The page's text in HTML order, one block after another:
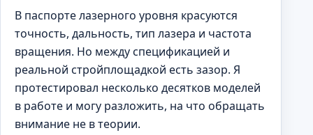
В паспорте лазерного уровня красуются
точность, дальность, тип лазера и частота
вращения. Но между спецификацией и
реальной стройплощадкой есть зазор. Я
протестировал несколько десятков моделей
в работе и могу разложить, на что обращать
внимание не в теории.